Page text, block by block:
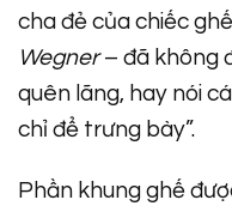
cha đẻ của chiếc
Wegner– đã không
quên lãng, hay nói
chỉ để trưng bày”.
Phần khung ghế